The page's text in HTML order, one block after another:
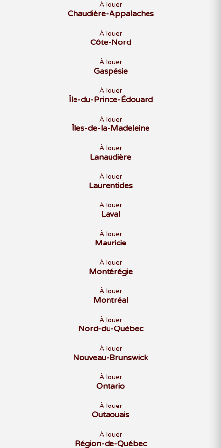
À louer
Chaudière-Appalaches
À louer
Côte-Nord
À louer
Gaspésie
À louer
Île-du-Prince-Édouard
À louer
Îles-de-la-Madeleine
À louer
Lanaudière
À louer
Laurentides
À louer
Laval
À louer
Mauricie
À louer
Montérégie
À louer
Montréal
À louer
Nord-du-Québec
À louer
Nouveau-Brunswick
À louer
Ontario
À louer
Outaouais
À louer
Région-de-Québec